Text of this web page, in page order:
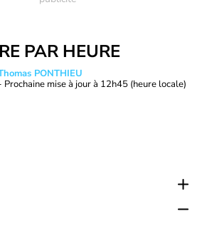
PAR HEURE
PONTHIEU
Prochaine mise à jour à 12h45 (heure locale)